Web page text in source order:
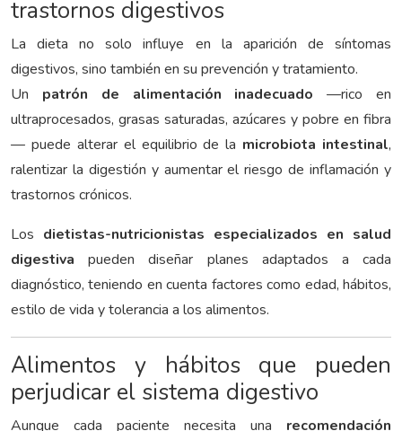
trastornos digestivos
La dieta no solo influye en la aparición de síntomas
digestivos, sino también en su prevención y tratamiento.
Un patrón de alimentación inadecuado —rico en
ultraprocesados, grasas saturadas, azúcares y pobre en fibra
— puede alterar el equilibrio de la microbiota intestinal,
ralentizar la digestión y aumentar el riesgo de inflamación y
trastornos crónicos.
Los dietistas-nutricionistas especializados en salud
digestiva pueden diseñar planes adaptados a cada
diagnóstico, teniendo en cuenta factores como edad, hábitos,
estilo de vida y tolerancia a los alimentos.
Alimentos y hábitos que pueden
perjudicar el sistema digestivo
Aunque cada paciente necesita una recomendación